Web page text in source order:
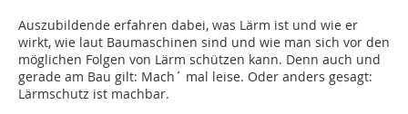
Auszubildende erfahren dabei, was Lärm ist und wie er
wirkt, wie laut Baumaschinen sind und wie man sich vor den
möglichen Folgen von Lärm schützen kann. Denn auch und
gerade am Bau gilt: Mach´ mal leise. Oder anders gesagt:
Lärmschutz ist machbar.